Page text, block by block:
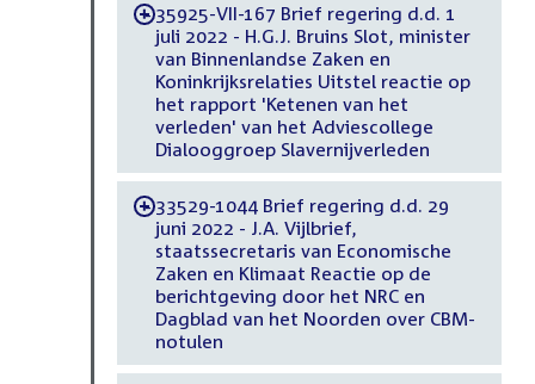
-35925-VII-167 Brief regering d.d. 1
juli 2022 - H.G.J. Bruins Slot, minister
van Binnenlandse Zaken en
Koninkrijksrelaties Uitstel reactie op
het rapport 'Ketenen van het
verleden' van het Adviescollege
Dialooggroep Slavernijverleden
-33529-1044 Brief regering d.d. 29
juni 2022 - J.A. Vijlbrief,
staatssecretaris van Economische
Zaken en Klimaat Reactie op de
berichtgeving door het NRC en
Dagblad van het Noorden over CBM-
notulen